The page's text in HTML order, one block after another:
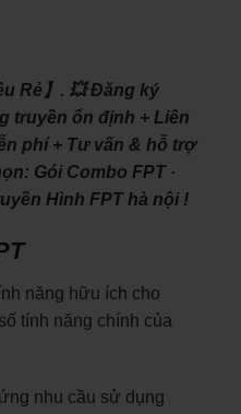
Rẻ】. 💥 Đăng ký
truyền ổn định + Liên
phí + Tư vấn & hỗ trợ
‎Gói Combo FPT ·
Hình FPT hà nội !
năng hữu ích cho
tính năng chính của
nhu cầu sử dụng